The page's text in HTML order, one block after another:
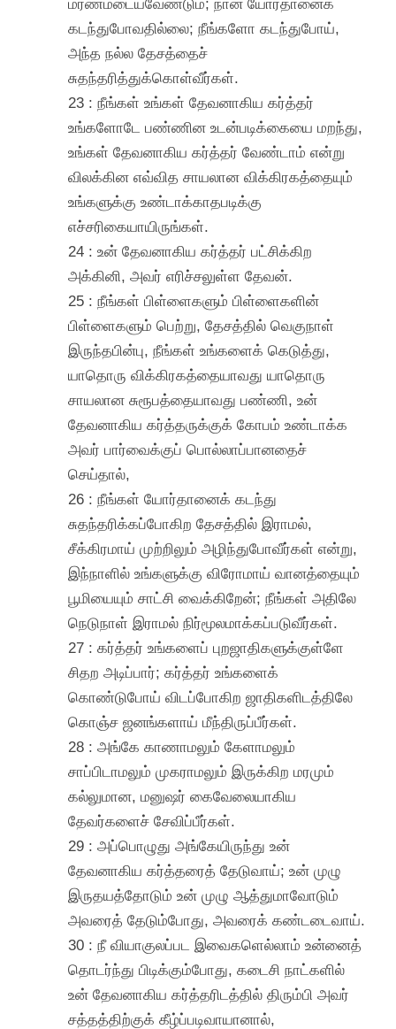
கடந்துபோவதில்லை; நீங்களோ கடந்துபோய்,
அந்த நல்ல தேசத்தைச்
சுதந்தரித்துக்கொள்வீர்கள்.
23 : நீங்கள் உங்கள் தேவனாகிய கர்த்தர்
உங்களோடே பண்ணின உடன்படிக்கையை மறந்து,
உங்கள் தேவனாகிய கர்த்தர் வேண்டாம் என்று
விலக்கின எவ்வித சாயலான விக்கிரகத்தையும்
உங்களுக்கு உண்டாக்காதபடிக்கு
எச்சரிகையாயிருங்கள்.
24 : உன் தேவனாகிய கர்த்தர் பட்சிக்கிற
அக்கினி, அவர் எரிச்சலுள்ள தேவன்.
25 : நீங்கள் பிள்ளைகளும் பிள்ளைகளின்
பிள்ளைகளும் பெற்று, தேசத்தில் வெகுநாள்
இருந்தபின்பு, நீங்கள் உங்களைக் கெடுத்து,
யாதொரு விக்கிரகத்தையாவது யாதொரு
சாயலான சுரூபத்தையாவது பண்ணி, உன்
தேவனாகிய கர்த்தருக்குக் கோபம் உண்டாக்க
அவர் பார்வைக்குப் பொல்லாப்பானதைச்
செய்தால்,
26 : நீங்கள் யோர்தானைக் கடந்து
சுதந்தரிக்கப்போகிற தேசத்தில் இராமல்,
சீக்கிரமாய் முற்றிலும் அழிந்துபோவீர்கள் என்று,
இந்நாளில் உங்களுக்கு விரோமாய் வானத்தையும்
பூமியையும் சாட்சி வைக்கிறேன்; நீங்கள் அதிலே
நெடுநாள் இராமல் நிர்மூலமாக்கப்படுவீர்கள்.
27 : கர்த்தர் உங்களைப் புறஜாதிகளுக்குள்ளே
சிதற அடிப்பார்; கர்த்தர் உங்களைக்
கொண்டுபோய் விடப்போகிற ஜாதிகளிடத்திலே
கொஞ்ச ஜனங்களாய் மீந்திருப்பீர்கள்.
28 : அங்கே காணாமலும் கேளாமலும்
சாப்பிடாமலும் முகராமலும் இருக்கிற மரமும்
கல்லுமான, மனுஷர் கைவேலையாகிய
தேவர்களைச் சேவிப்பீர்கள்.
29 : அப்பொழுது அங்கேயிருந்து உன்
தேவனாகிய கர்த்தரைத் தேடுவாய்; உன் முழு
இருதயத்தோடும் உன் முழு ஆத்துமாவோடும்
அவரைத் தேடும்போது, அவரைக் கண்டடைவாய்.
30 : நீ வியாகுலப்பட இவைகளெல்லாம் உன்னைத்
தொடர்ந்து பிடிக்கும்போது, கடைசி நாட்களில்
உன் தேவனாகிய கர்த்தரிடத்தில் திரும்பி அவர்
சத்தத்திற்குக் கீழ்ப்படிவாயானால்,